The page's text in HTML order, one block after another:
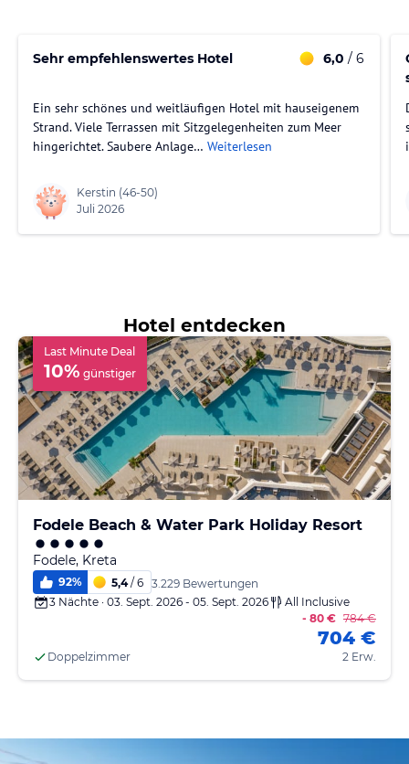
Sehr empfehlenswertes Hotel 6,0 / 6
Ein sehr schönes und weitläufigen Hotel mit hauseigenem
Strand. Viele Terrassen mit Sitzgelegenheiten zum Meer
hingerichtet. Saubere Anlage… Weiterlesen
Kerstin (46-50)
Juli 2026
Hotel entdecken
Last Minute Deal
10% günstiger
Fodele Beach & Water Park Holiday Resort
Fodele, Kreta
92% 5,4/ 6 3.229 Bewertungen
3 Nächte · 03. Sept. 2026 - 05. Sept. 2026
All Inclusive
Doppelzimmer
- 80 € 784 €
704 €
2 Erw.